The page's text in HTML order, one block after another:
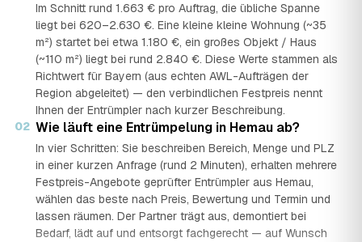
Im Schnitt rund 1.663 € pro Auftrag, die übliche Spanne
liegt bei 620–2.630 €. Eine kleine kleine Wohnung (~35
m²) startet bei etwa 1.180 €, ein großes Objekt / Haus
(~110 m²) liegt bei rund 2.840 €. Diese Werte stammen als
Richtwert für Bayern (aus echten AWL-Aufträgen der
Region abgeleitet) — den verbindlichen Festpreis nennt
Ihnen der Entrümpler nach kurzer Beschreibung.
02 Wie läuft eine Entrümpelung in Hemau ab?
In vier Schritten: Sie beschreiben Bereich, Menge und PLZ
in einer kurzen Anfrage (rund 2 Minuten), erhalten mehrere
Festpreis-Angebote geprüfter Entrümpler aus Hemau,
wählen das beste nach Preis, Bewertung und Termin und
lassen räumen. Der Partner trägt aus, demontiert bei
Bedarf, lädt auf und entsorgt fachgerecht — auf Wunsch